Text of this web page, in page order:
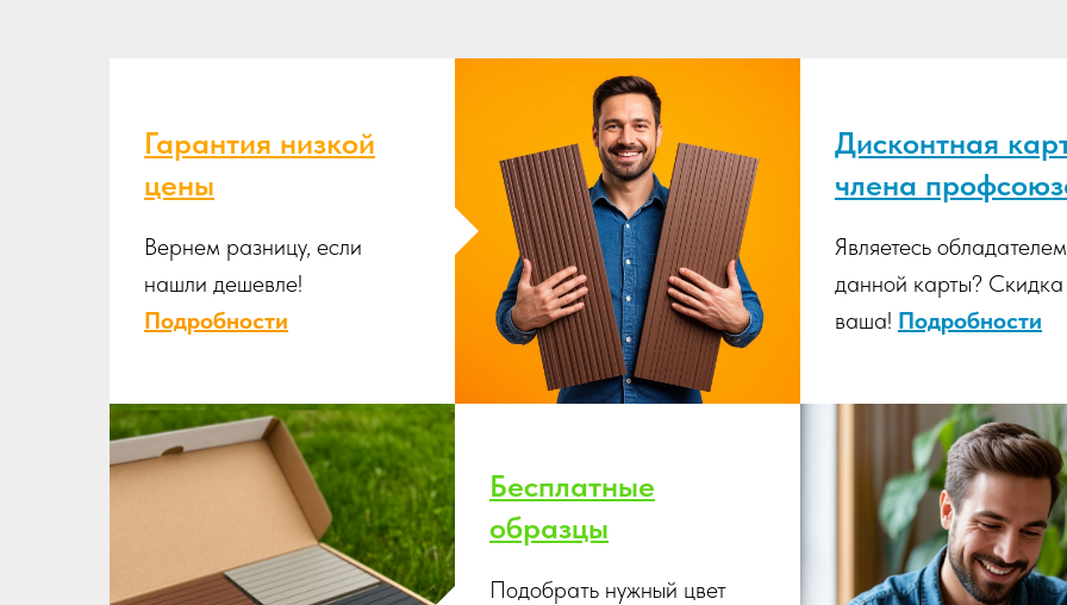
Гарантия низкой
цены
Вернем разницу, если
нашли дешевле!
Подробности
Дисконтная
члена
Являетесь обладателем
данной карты? Скидка
ваша! Подробности
Бесплатные
образцы
Подобрать нужный цвет